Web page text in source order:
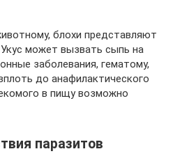
блохи представляют
может вызвать сыпь на
заболевания, гематому,
до анафилактического
в пищу возможно
паразитов